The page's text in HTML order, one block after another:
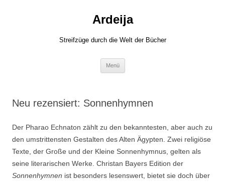
Ardeija
Streifzüge durch die Welt der Bücher
Menü
Neu rezensiert: Sonnenhymnen
Der Pharao Echnaton zählt zu den bekanntesten, aber auch zu
den umstrittensten Gestalten des Alten Ägypten. Zwei religiöse
Texte, der Große und der Kleine Sonnenhymnus, gelten als
seine literarischen Werke. Christan Bayers Edition der
Sonnenhymnen ist besonders lesenswert, bietet sie doch über